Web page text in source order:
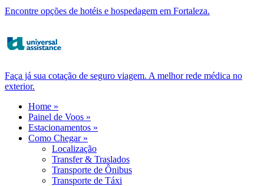
Encontre opções de hotéis e hospedagem em Fortaleza.
Faça já sua cotação de seguro viagem. A melhor rede médica no
exterior.
Home »
Painel de Voos »
Estacionamentos »
Como Chegar »
Localização
Transfer & Traslados
Transporte de Ônibus
Transporte de Táxi